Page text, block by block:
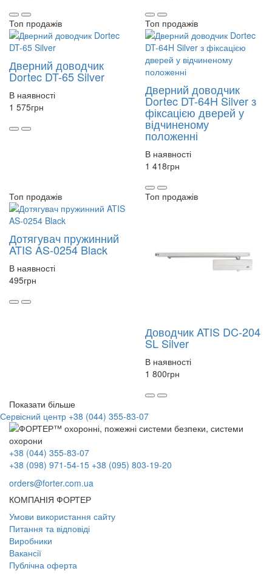
Топ продажів
Дверний доводчик
Dortec DT-65 Silver
В наявності
1 575грн
Топ продажів
Дверний доводчик
Dortec DT-64H Silver з
фіксацією дверей у
відчиненому
положенні
В наявності
1 418грн
Топ продажів
Дотягувач пружинний
ATIS AS-0254 Black
В наявності
495грн
Топ продажів
Доводчик ATIS DC-204
SL Silver
В наявності
1 800грн
Показати більше
Сервісний центр +38 (044) 355-83-07
+38 (044) 355-83-07
+38 (098) 971-54-15 +38 (095) 803-19-20
orders@forter.com.ua
КОМПАНІЯ ФОРТЕР
Умови використання сайту
Питання та відповіді
Виробники
Вакансії
Публічна оферта